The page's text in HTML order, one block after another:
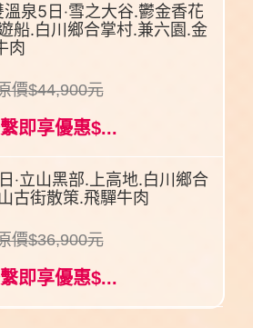
泉5日‧雪之大谷.鬱金香花
船.白川鄉合掌村.兼六園.金
肉
價$44,900元
即享優惠$...
‧立山黑部.上高地.白川鄉合
古街散策.飛驒牛肉
價$36,900元
即享優惠$...